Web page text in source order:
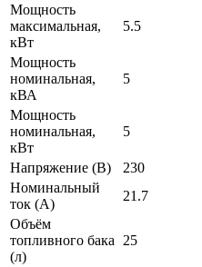
Мощность
максимальная,
кВт
5.5
Мощность
номинальная,
кВА
5
Мощность
номинальная,
кВт
5
Напряжение (В)
230
Номинальный
ток (А)
21.7
Объём
топливного бака
(л)
25